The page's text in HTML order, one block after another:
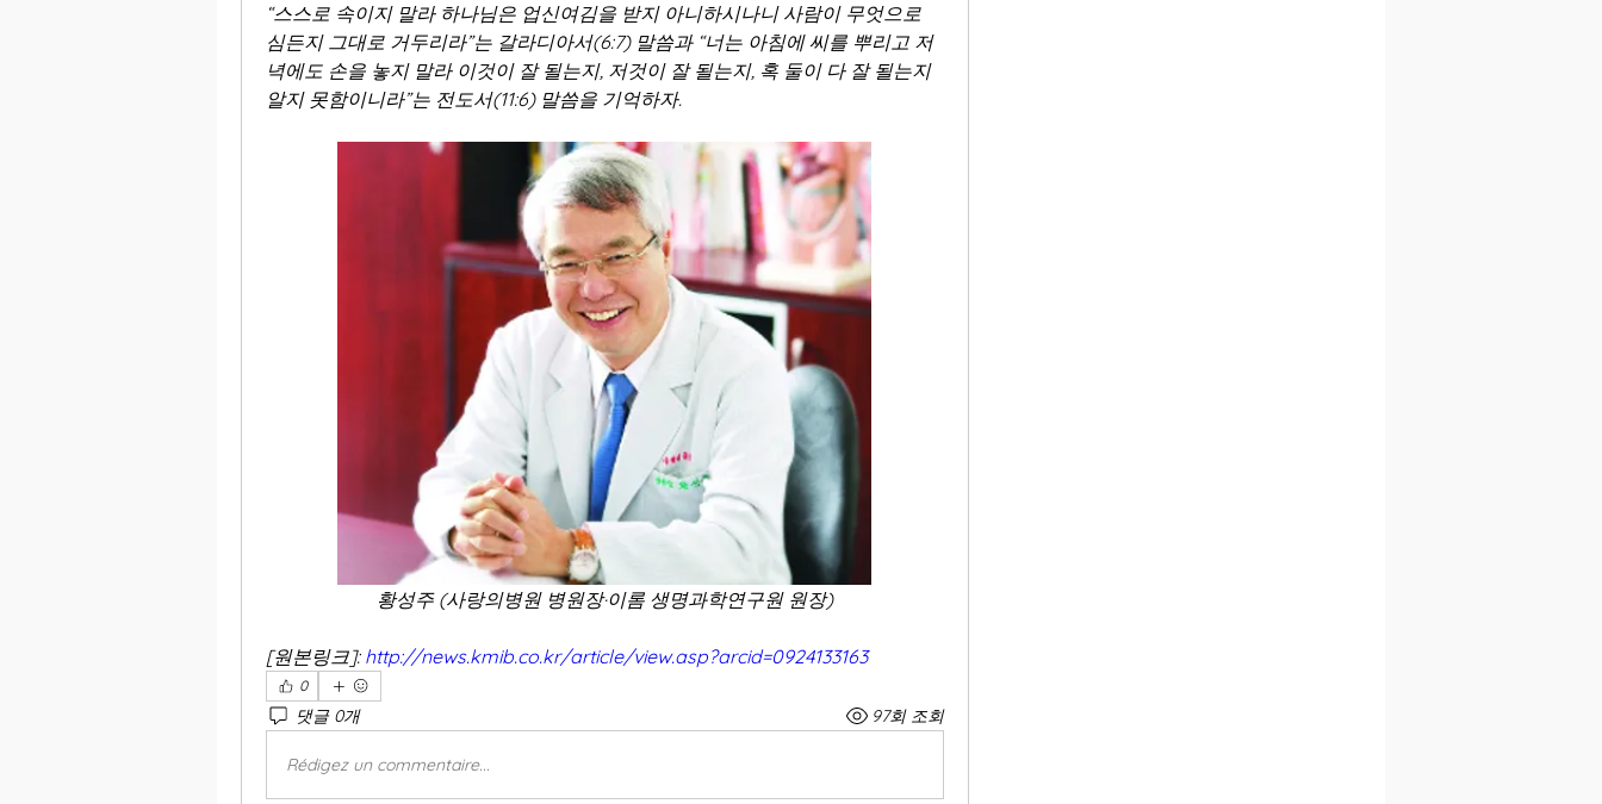
“스스로 속이지 말라 하나님은 업신여김을 받지 아니하시나니 사람이 무엇으로
심든지 그대로 거두리라”는 갈라디아서(6:7) 말씀과 “너는 아침에 씨를 뿌리고 저
녁에도 손을 놓지 말라 이것이 잘 될는지, 저것이 잘 될는지, 혹 둘이 다 잘 될는지
알지 못함이니라”는 전도서(11:6) 말씀을 기억하자.
황성주 (사랑의병원 병원장·이롬 생명과학연구원 원장)
[원본링크]: http://news.kmib.co.kr/article/view.asp?arcid=0924133163
0
댓글 0개 97회 조회
Rédigez un commentaire...